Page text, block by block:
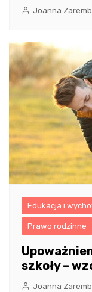
Joanna
Edukacja i
Prawo rodzinne
szkoły –
Joanna